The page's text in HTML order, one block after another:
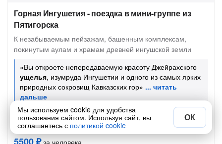
Горная Ингушетия - поездка в мини-группе из
Пятигорска
К незабываемым пейзажам, башенным комплексам,
покинутым аулам и храмам древней ингушской земли
«Вы откроете непередаваемую красоту Джейрахского
ущелья, изумруда Ингушетии и одного из самых ярких
природных сокровищ Кавказских гор»
Расписание:ежедневно в 06:45 и 07:00
Завтра в 06:45 8 авг в 06:45
за человека
Мы используем cookie для удобства
пользования сайтом. Используя сайт, вы
соглашаетесь с политикой cookie
ОК